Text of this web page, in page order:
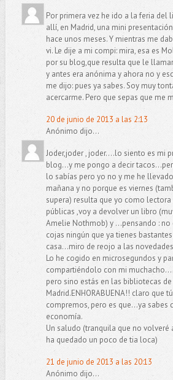
Por primera vez he ido a la feria del
allí, en Madrid, una mini
hace unos meses. Y mientras me
vi. Le dije a mi compi: mira, esa es
por su blog,que resulta que le
y antes era anónima y ahora no y
me dijo: pues ya sabes. Soy muy
acercarme. Pero que sepas que me
20 de junio de 2013 a las 2:13
Anónimo dijo...
Joder,joder , joder....lo siento es mi
blog...y me pongo a decir
lo sabías pero yo no y me he
mañana y no porque es viernes
supera) resulta que yo como
públicas ,voy a devolver un libro
Amelie Nothmob) y ...pensando :
cojas ningún que ya tienes
casa...miro de reojo a las
Lo he cogido en microsegundos y
compartiéndolo con mi
pero sino estás en las bibliotecas
Madrid.ENHORABUENA!! claro que
compremos, pero es que...ya sabes
economía.
Un saludo (tranquila que no volveré
ha quedado un poco de tia loca)
21 de junio de 2013 a las 20:13
Anónimo dijo...